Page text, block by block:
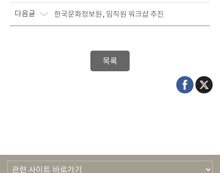
다음글 한국문화정보원, 임직원 워크샵 추진
목록